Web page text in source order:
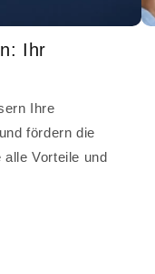
Ihr
Ihre
fördern die
Vorteile und